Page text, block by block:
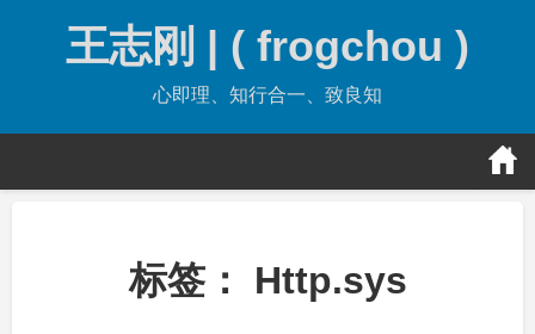
王志刚 | ( frogchou )
心即理、知行合一、致良知
标签： Http.sys